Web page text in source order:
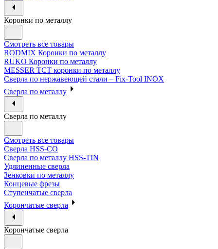
Коронки по металлу
Смотреть все товары
RODMIX Коронки по металлу
RUKO Коронки по металлу
MESSER ТСТ коронки по металлу
Сверла по нержавеющей стали – Fix-Tool INOX
Сверла по металлу
Сверла по металлу
Смотреть все товары
Сверла HSS-CO
Сверла по металлу HSS-TIN
Удлиненные сверла
Зенковки по металлу
Концевые фрезы
Ступенчатые сверла
Корончатые сверла
Корончатые сверла